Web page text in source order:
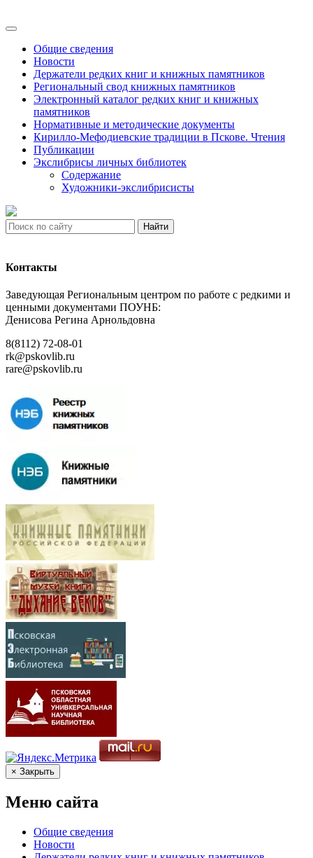
Общие сведения
Новости
Держатели редких книг и книжных памятников
Региональный свод книжных памятников
Электронный каталог редких книг и книжных
памятников
Нормативные и методические документы
Кирилло-Мефодиевские традиции в Пскове. Чтения
Публикации
Экслибрисы личных библиотек
Содержание
Художники-экслибрисисты
Найти
Контакты
Заведующая Региональным центром по работе с редкими и
ценными документами ПОУНБ:
Денисова Регина Арнольдовна
8(8112) 72-08-01
rk@pskovlib.ru
rare@pskovlib.ru
× Закрыть
Меню сайта
Общие сведения
Новости